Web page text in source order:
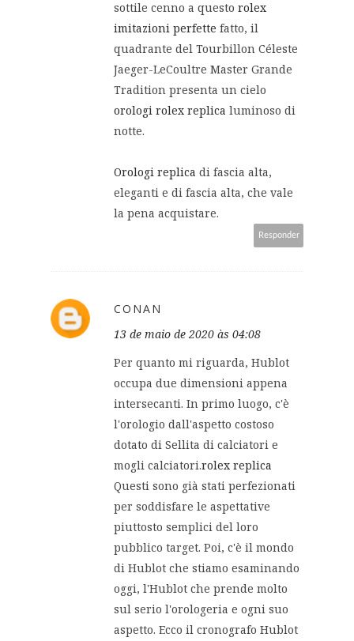
sottile cenno a questo rolex
imitazioni perfette fatto, il
quadrante del Tourbillon Céleste
Jaeger-LeCoultre Master Grande
Tradition presenta un cielo
orologi rolex replica luminoso di
notte.
Orologi replica di fascia alta,
eleganti e di fascia alta, che vale
la pena acquistare.
Responder
CONAN
13 de maio de 2020 às 04:08
Per quanto mi riguarda, Hublot
occupa due dimensioni appena
intersecanti. In primo luogo, c'è
l'orologio dall'aspetto costoso
dotato di Sellita di calciatori e
mogli calciatori.rolex replica
Questi sono già stati perfezionati
per soddisfare le aspettative
piuttosto semplici del loro
pubblico target. Poi, c'è il mondo
di Hublot che stiamo esaminando
oggi, l'Hublot che prende molto
sul serio l'orologeria e ogni suo
aspetto. Ecco il cronografo Hublot